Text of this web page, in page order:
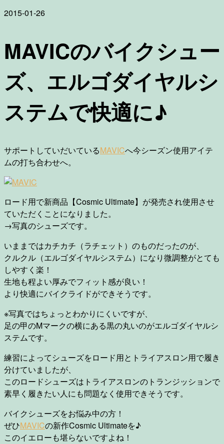
2015-01-26
MAVICのバイクシュー
ズ、エルゴダイヤルシ
ステムで快適に♪
サポートしていだいているMAVICへ今シーズン使用アイテ
ムの打ち合わせへ。
ロード用で新商品【Cosmic Ultimate】が発売され使用させ
ていただくことになりました。
→写真のシューズです。
いままではカチカチ（ラチェット）のものだったのが、
クルクル（エルゴダイヤルシステム）になり微調整がとても
しやすく楽！
生地も程よい厚みでフィット感が良い！
より快適にバイクライドができそうです。
※写真ではちょっとわかりにくいですが、
足の甲のMマークの横にある黒の丸いのがエルゴダイヤルシ
ステムです。
練習によってシューズをロード用とトライアスロン用で履き
分けていましたが、
このロードシューズはトライアスロンのトランジッションで
素早く履きたい人にも問題なく使用できそうです。
バイクシューズをお悩み中の方！
ぜひMAVICの新作Cosmic Ultimateを♪
このイエローも堪らないですよね！